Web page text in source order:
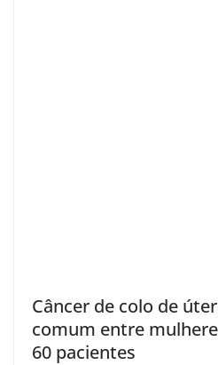
Câncer de colo de
comum entre
60 pacientes